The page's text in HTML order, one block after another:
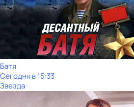
Батя
Сегодня в 15:33
Звезда